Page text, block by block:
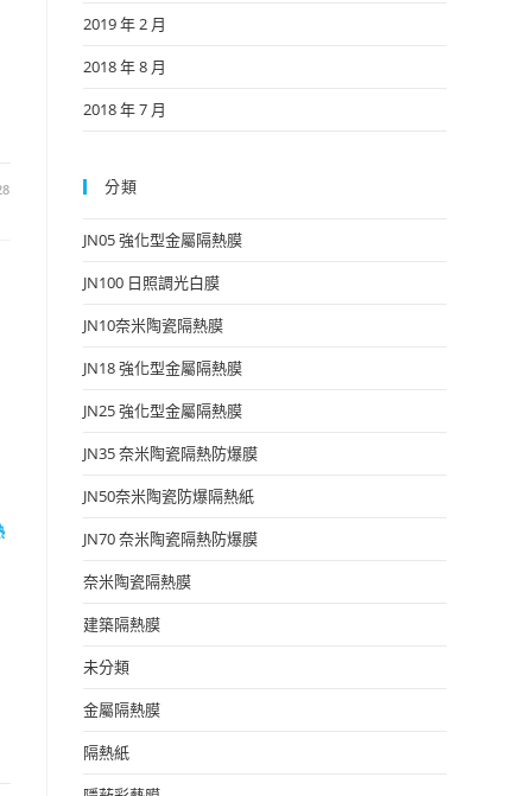
2019 年 2 月
2018 年 8 月
2018 年 7 月
分類
JN05 強化型金屬隔熱膜
JN100 日照調光白膜
JN10奈米陶瓷隔熱膜
JN18 強化型金屬隔熱膜
JN25 強化型金屬隔熱膜
JN35 奈米陶瓷隔熱防爆膜
JN50奈米陶瓷防爆隔熱紙
JN70 奈米陶瓷隔熱防爆膜
奈米陶瓷隔熱膜
建築隔熱膜
未分類
金屬隔熱膜
隔熱紙